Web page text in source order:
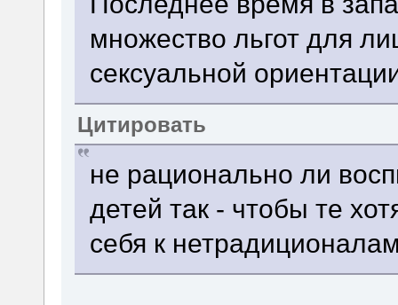
множество льгот для
сексуальной
Цитировать
не рационально ли
детей так - чтобы те
себя к